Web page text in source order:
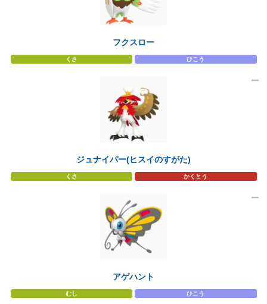
フクスロー
くさ ひこう
ジュナイパー(ヒスイのすがた)
くさ かくとう
アゲハント
むし ひこう